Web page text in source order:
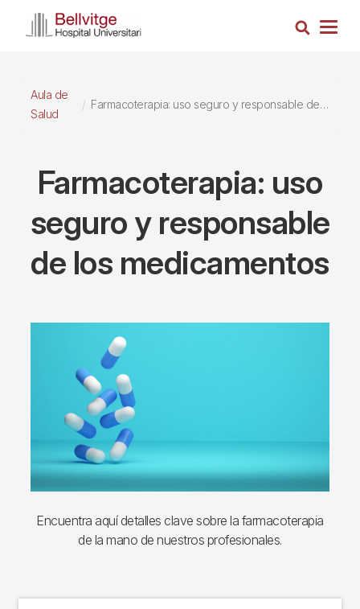
Busca
Aula de
Salud
Farmacoterapia: uso seguro y responsable de los medicamentos
Farmacoterapia: uso
seguro y responsable
de los medicamentos
Encuentra aquí detalles clave sobre la farmacoterapia
de la mano de nuestros profesionales.